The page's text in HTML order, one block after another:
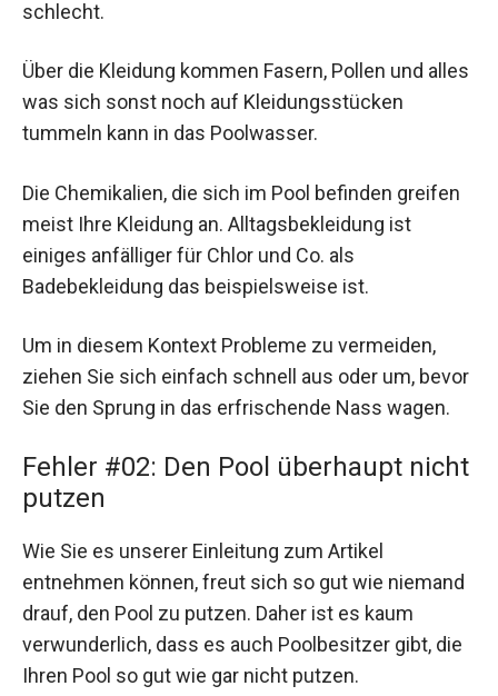
schlecht.
Über die Kleidung kommen Fasern, Pollen und alles
was sich sonst noch auf Kleidungsstücken
tummeln kann in das Poolwasser.
Die Chemikalien, die sich im Pool befinden greifen
meist Ihre Kleidung an. Alltagsbekleidung ist
einiges anfälliger für Chlor und Co. als
Badebekleidung das beispielsweise ist.
Um in diesem Kontext Probleme zu vermeiden,
ziehen Sie sich einfach schnell aus oder um, bevor
Sie den Sprung in das erfrischende Nass wagen.
Fehler #02: Den Pool überhaupt nicht
putzen
Wie Sie es unserer Einleitung zum Artikel
entnehmen können, freut sich so gut wie niemand
drauf, den Pool zu putzen. Daher ist es kaum
verwunderlich, dass es auch Poolbesitzer gibt, die
Ihren Pool so gut wie gar nicht putzen.